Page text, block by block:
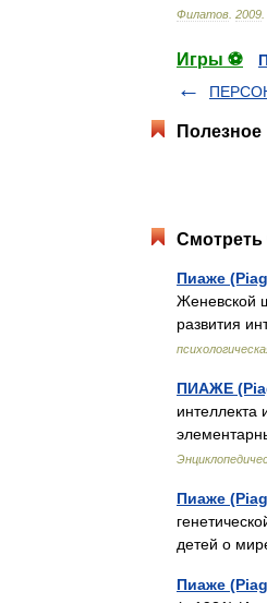
Филатов 2009
Игры ⚽
Полезное
Смотреть
Пиаже
Женевской
развития
ПИАЖЕ
интеллекта
Пиаже
детей о
Пиаже